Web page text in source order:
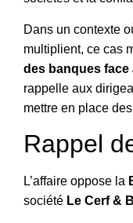
Dans un contexte
multiplient, ce cas
des banques
rappelle aux
mettre en place
Rappel
L’affaire oppose la
société Le Cerf &